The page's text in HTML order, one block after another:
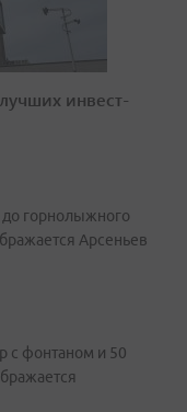
инвест-
горнолыжного
Арсеньев
с фонтаном и 50